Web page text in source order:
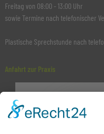
Freitag von 08:00 - 13:00 Uhr
sowie Termine nach telefonischer
Plastische Sprechstunde nach
Anfahrt zur Praxis